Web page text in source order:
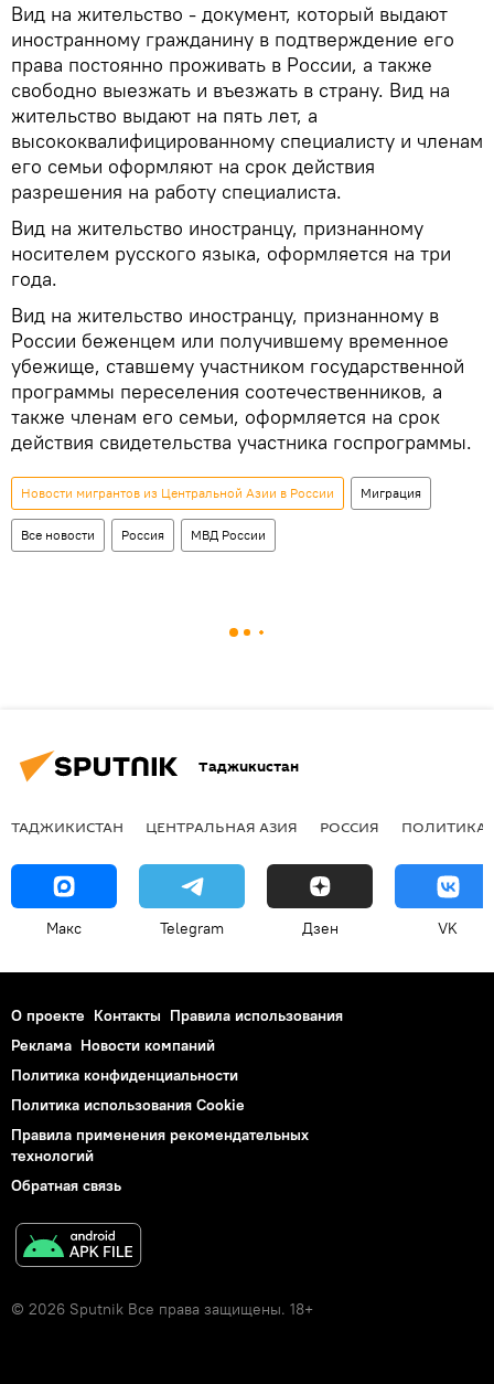
Вид на жительство - документ, который выдают
иностранному гражданину в подтверждение его
права постоянно проживать в России, а также
свободно выезжать и въезжать в страну. Вид на
жительство выдают на пять лет, а
высококвалифицированному специалисту и членам
его семьи оформляют на срок действия
разрешения на работу специалиста.
Вид на жительство иностранцу, признанному
носителем русского языка, оформляется на три
года.
Вид на жительство иностранцу, признанному в
России беженцем или получившему временное
убежище, ставшему участником государственной
программы переселения соотечественников, а
также членам его семьи, оформляется на срок
действия свидетельства участника госпрограммы.
Новости мигрантов из Центральной Азии в России Миграция
Все новости Россия МВД России
Таджикистан
ТАДЖИКИСТАН ЦЕНТРАЛЬНАЯ АЗИЯ РОССИЯ ПОЛИТИКА
Макс Telegram Дзен VK
О проекте Контакты Правила использования
Реклама Новости компаний
Политика конфиденциальности
Политика использования Cookie
Правила применения рекомендательных
технологий
Обратная связь
© 2026 Sputnik Все права защищены. 18+